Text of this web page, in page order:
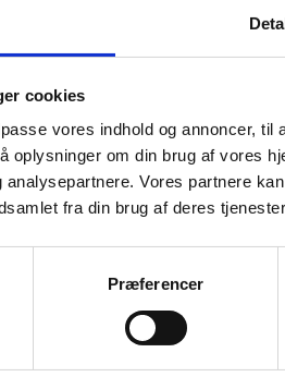
cookies
vores indhold og annoncer,
oplysninger om din brug af vores
analysepartnere. Vores partnere
fra din brug af deres
Præferencer
på
med
over deres økonomiske
til dokumentationen.
bedre forudsætninger
skal have et
at få en hurtigere afklaring.